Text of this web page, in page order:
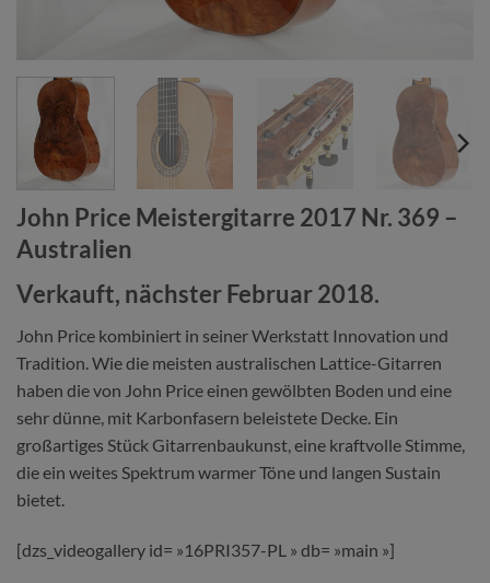
John Price Meistergitarre 2017 Nr. 369 –
Australien
Verkauft, nächster Februar 2018.
John Price kombiniert in seiner Werkstatt Innovation und
Tradition. Wie die meisten australischen Lattice-Gitarren
haben die von John Price einen gewölbten Boden und eine
sehr dünne, mit Karbonfasern beleistete Decke. Ein
großartiges Stück Gitarrenbaukunst, eine kraftvolle Stimme,
die ein weites Spektrum warmer Töne und langen Sustain
bietet.
[dzs_videogallery id= »16PRI357-PL » db= »main »]